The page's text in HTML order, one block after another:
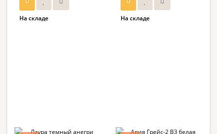
На складе На складе